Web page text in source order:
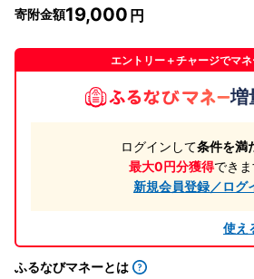
寄附金額19,000
エントリー＋チャージでマネ
増
ログインして条件を満
最大0円分獲得できま
新規会員登録／ログ
使え
ふるなびマネーとは